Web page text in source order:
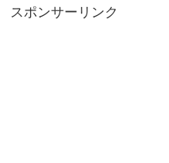
スポンサーリンク